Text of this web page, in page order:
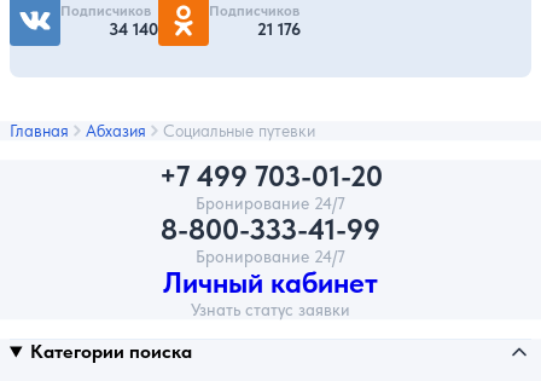
Подписчиков
34 140
Подписчиков
21 176
Главная Абхазия Социальные путевки
+7 499 703-01-20
Бронирование 24/7
8-800-333-41-99
Бронирование 24/7
Личный кабинет
Узнать статус заявки
Категории поиска